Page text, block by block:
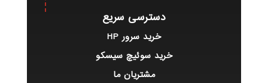
دسترسی سریع
خرید سرور HP
خرید سوئیچ سیسکو
مشتریان ما